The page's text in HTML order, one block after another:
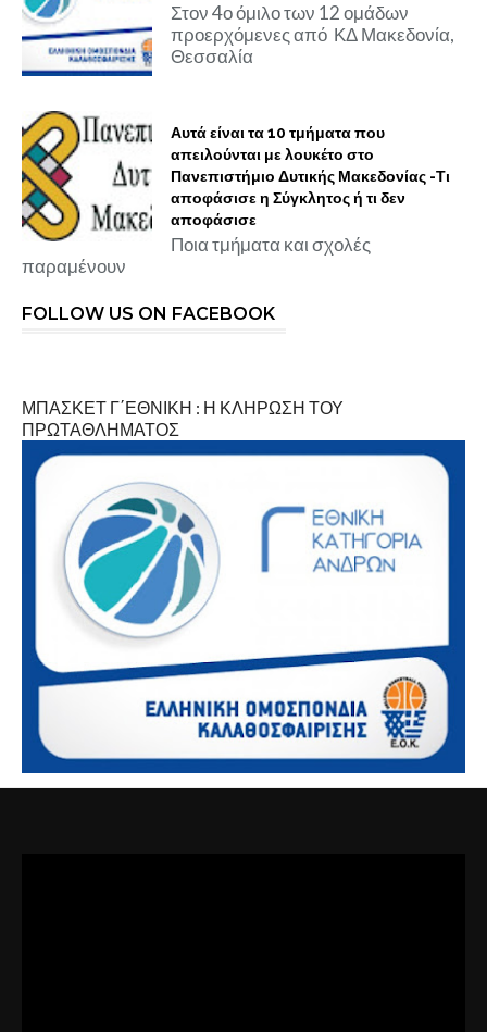
Στον 4ο όμιλο των 12 ομάδων
προερχόμενες από ΚΔ Μακεδονία,
Θεσσαλία
Αυτά είναι τα 10 τμήματα που
απειλούνται με λουκέτο στο
Πανεπιστήμιο Δυτικής Μακεδονίας -Τι
αποφάσισε η Σύγκλητος ή τι δεν
αποφάσισε
Ποια τμήματα και σχολές
παραμένουν
FOLLOW US ON FACEBOOK
ΜΠΑΣΚΕΤ Γ΄ΕΘΝΙΚΗ : Η ΚΛΗΡΩΣΗ ΤΟΥ
ΠΡΩΤΑΘΛΗΜΑΤΟΣ